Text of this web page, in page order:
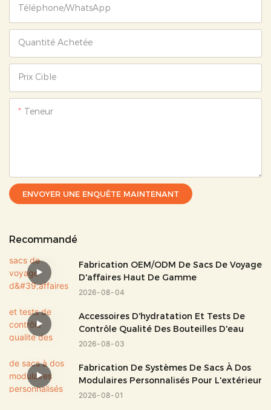
Téléphone/WhatsApp
Quantité Achetée
Prix ​​cible
Teneur
ENVOYER UNE ENQUÊTE MAINTENANT
Recommandé
Fabrication OEM/ODM De Sacs De Voyage
D'affaires Haut De Gamme
2026 08 04
Accessoires D'hydratation Et Tests De
Contrôle Qualité Des Bouteilles D'eau
2026 08 03
Fabrication De Systèmes De Sacs À Dos
Modulaires Personnalisés Pour L'extérieur
2026 08 01